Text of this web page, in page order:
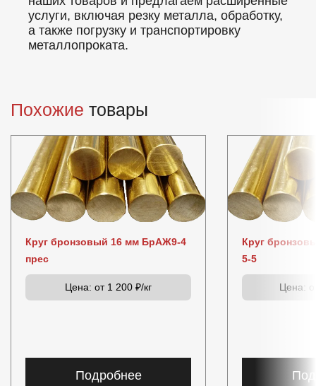
услуги, включая резку металла, обработку,
а также погрузку и транспортировку
металлопроката.
Похожие товары
Круг бронзовый 16 мм БрАЖ9-4
прес
Цена: от 1 200 ₽/кг
Подробнее
Круг
5-5
Цена: